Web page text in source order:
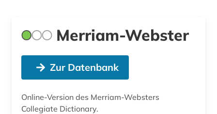
Merriam-Webster
Zur Datenbank
Online-Version des Merriam-Websters
Collegiate Dictionary.